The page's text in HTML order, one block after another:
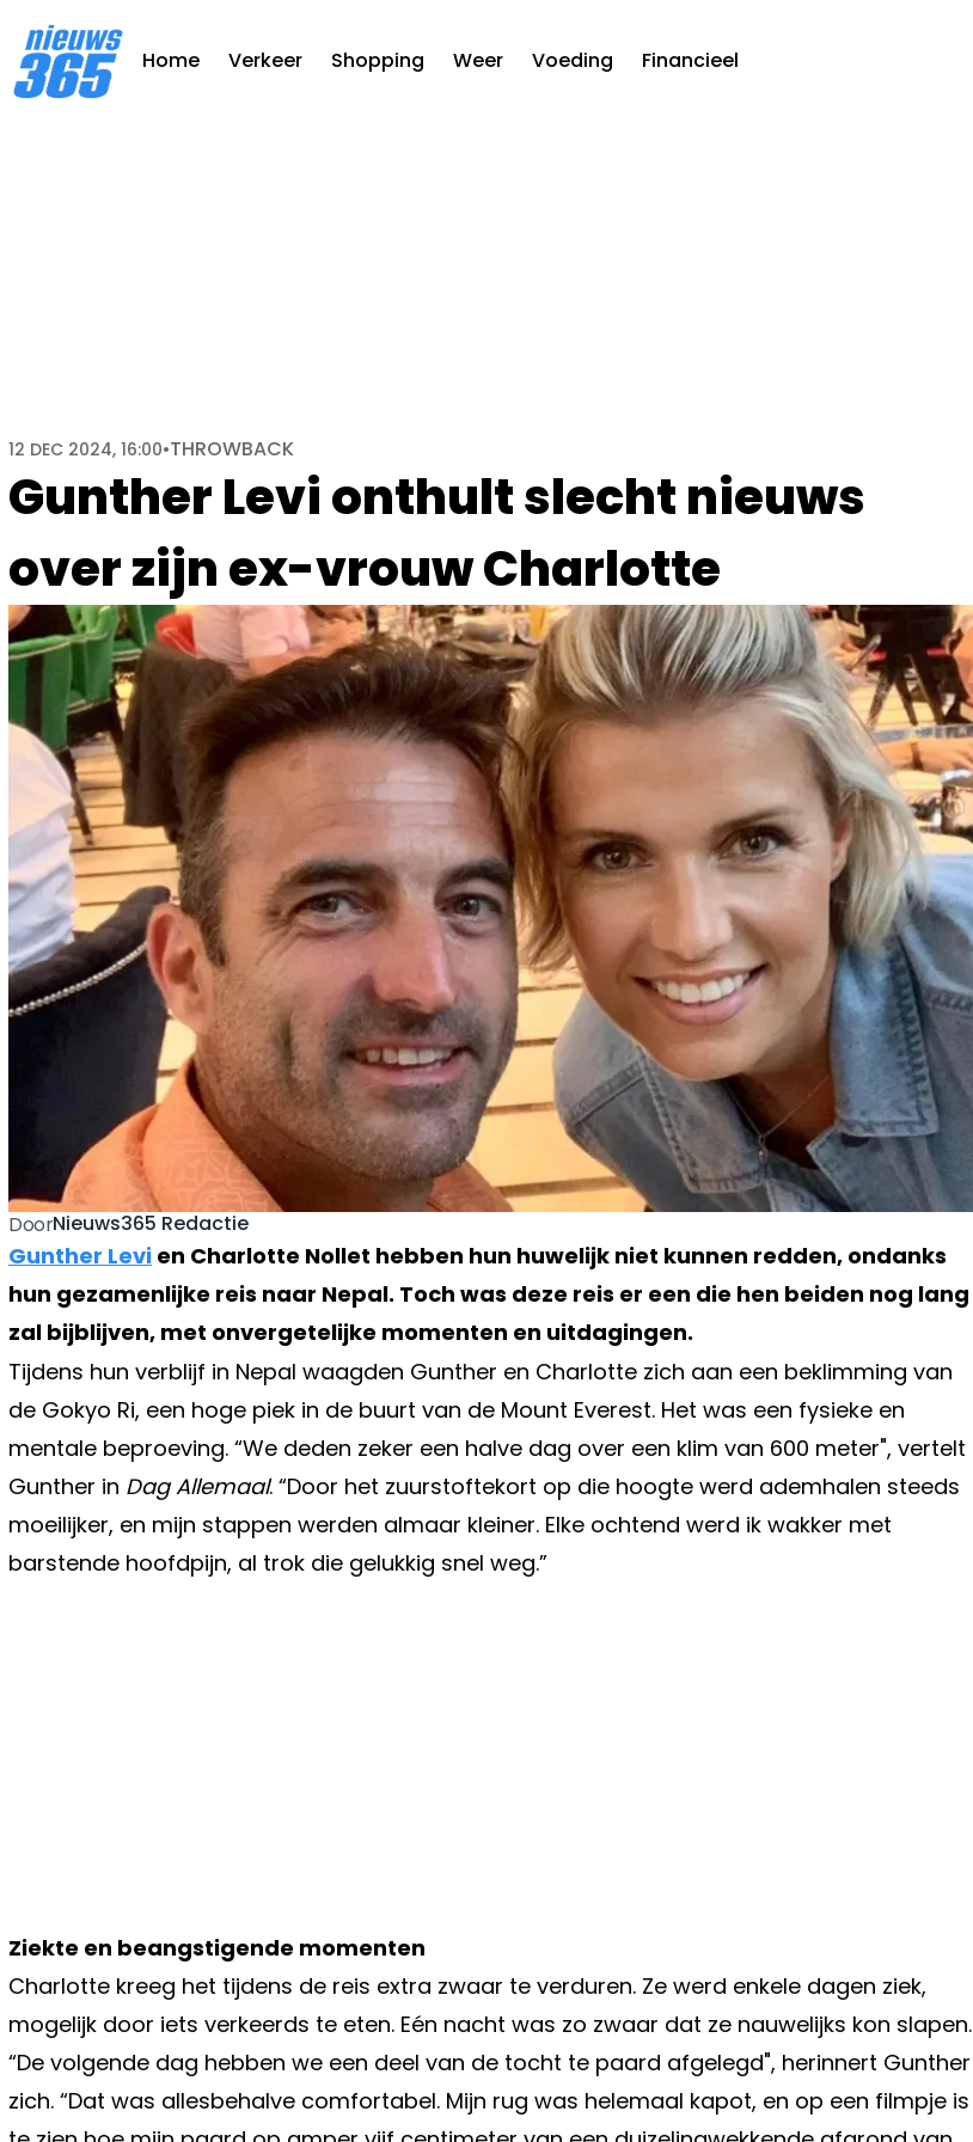
Home Verkeer Shopping Weer Voeding Financieel
Gunther Levi onthult slecht nieuws
over zijn ex-vrouw Charlotte
12 DEC 2024, 16:00•THROWBACK
DoorNieuws365 Redactie
Gunther Levi en Charlotte Nollet hebben hun huwelijk niet kunnen redden, ondanks
hun gezamenlijke reis naar Nepal. Toch was deze reis er een die hen beiden nog lang
zal bijblijven, met onvergetelijke momenten en uitdagingen.
Tijdens hun verblijf in Nepal waagden Gunther en Charlotte zich aan een beklimming van
de Gokyo Ri, een hoge piek in de buurt van de Mount Everest. Het was een fysieke en
mentale beproeving. “We deden zeker een halve dag over een klim van 600 meter", vertelt
Gunther in Dag Allemaal. “Door het zuurstoftekort op die hoogte werd ademhalen steeds
moeilijker, en mijn stappen werden almaar kleiner. Elke ochtend werd ik wakker met
barstende hoofdpijn, al trok die gelukkig snel weg.”
Ziekte en beangstigende momenten
Charlotte kreeg het tijdens de reis extra zwaar te verduren. Ze werd enkele dagen ziek,
mogelijk door iets verkeerds te eten. Eén nacht was zo zwaar dat ze nauwelijks kon slapen.
“De volgende dag hebben we een deel van de tocht te paard afgelegd", herinnert Gunther
zich. “Dat was allesbehalve comfortabel. Mijn rug was helemaal kapot, en op een filmpje is